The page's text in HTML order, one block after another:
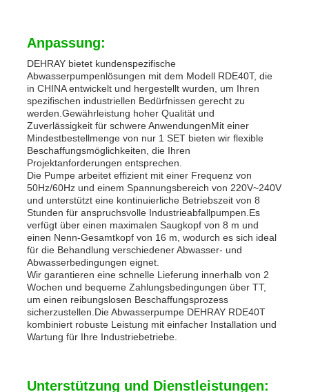
Anpassung:
DEHRAY bietet kundenspezifische
Abwasserpumpenlösungen mit dem Modell RDE40T, die
in CHINA entwickelt und hergestellt wurden, um Ihren
spezifischen industriellen Bedürfnissen gerecht zu
werden.Gewährleistung hoher Qualität und
Zuverlässigkeit für schwere AnwendungenMit einer
Mindestbestellmenge von nur 1 SET bieten wir flexible
Beschaffungsmöglichkeiten, die Ihren
Projektanforderungen entsprechen.
Die Pumpe arbeitet effizient mit einer Frequenz von
50Hz/60Hz und einem Spannungsbereich von 220V~240V
und unterstützt eine kontinuierliche Betriebszeit von 8
Stunden für anspruchsvolle Industrieabfallpumpen.Es
verfügt über einen maximalen Saugkopf von 8 m und
einen Nenn-Gesamtkopf von 16 m, wodurch es sich ideal
für die Behandlung verschiedener Abwasser- und
Abwasserbedingungen eignet.
Wir garantieren eine schnelle Lieferung innerhalb von 2
Wochen und bequeme Zahlungsbedingungen über TT,
um einen reibungslosen Beschaffungsprozess
sicherzustellen.Die Abwasserpumpe DEHRAY RDE40T
kombiniert robuste Leistung mit einfacher Installation und
Wartung für Ihre Industriebetriebe.
Unterstützung und Dienstleistungen: